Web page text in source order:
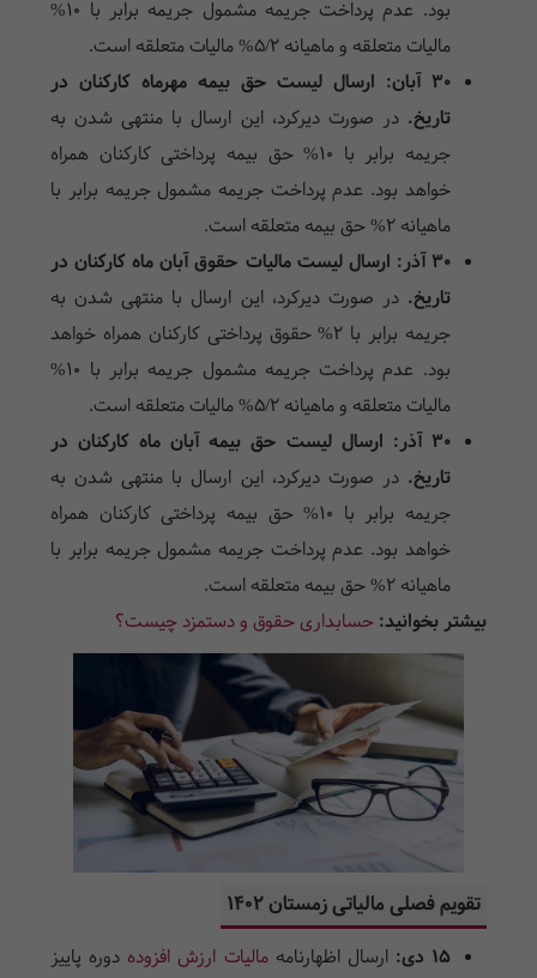
بود. عدم پرداخت جریمه مشمول جریمه برابر با ۱۰%
مالیات متعلقه و ماهیانه ۵/۲% مالیات متعلقه است.
۳۰ آبان: ارسال لیست حق بیمه
مهرماه کارکنان در
تاریخ. در صورت دیرکرد، این ارسال با منتهی شدن به
جریمه برابر با ۱۰% حق بیمه پرداختی کارکنان همراه
خواهد بود. عدم پرداخت جریمه مشمول جریمه برابر با
ماهیانه ۲% حق بیمه متعلقه است.
۳۰ آذر: ارسال لیست مالیات حقوق آبان ماه کارکنان در
تاریخ. در صورت دیرکرد، این ارسال با منتهی شدن به
جریمه برابر با ۲% حقوق پرداختی کارکنان همراه خواهد
بود. عدم پرداخت جریمه مشمول جریمه برابر با ۱۰%
مالیات متعلقه و ماهیانه ۵/۲% مالیات متعلقه است.
۳۰ آذر: ارسال لیست حق بیمه آبان ماه کارکنان در
تاریخ. در صورت دیرکرد، این ارسال با منتهی شدن به
جریمه برابر با ۱۰% حق بیمه پرداختی کارکنان همراه
خواهد بود. عدم پرداخت جریمه مشمول جریمه برابر با
ماهیانه ۲% حق بیمه متعلقه است.
بیشتر بخوانید: حسابداری حقوق و دستمزد چیست؟
تقویم فصلی مالیاتی زمستان ۱۴۰۲
۱۵ دی: ارسال اظهارنامهمالیات ارزش افزوده دوره پاییز